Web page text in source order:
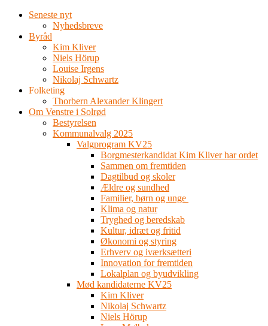
Seneste nyt
Nyhedsbreve
Byråd
Kim Kliver
Niels Hörup
Louise Irgens
Nikolaj Schwartz
Folketing
Thorbern Alexander Klingert
Om Venstre i Solrød
Bestyrelsen
Kommunalvalg 2025
Valgprogram KV25
Borgmesterkandidat Kim Kliver har ordet
Sammen om fremtiden
Dagtilbud og skoler
Ældre og sundhed
Familier, børn og unge
Klima og natur
Tryghed og beredskab
Kultur, idræt og fritid
Økonomi og styring
Erhverv og iværksætteri
Innovation for fremtiden
Lokalplan og byudvikling
Mød kandidaterne KV25
Kim Kliver
Nikolaj Schwartz
Niels Hörup